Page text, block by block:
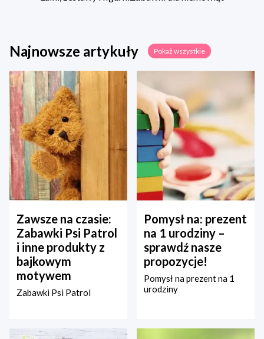
Najnowsze artykuły Pokaż wszystkie
Zawsze na czasie:
Zabawki Psi Patrol
i inne produkty z
bajkowym
motywem
Zabawki Psi Patrol
Pomysł na: prezent
na 1 urodziny –
sprawdź nasze
propozycje!
Pomysł na prezent na 1
urodziny